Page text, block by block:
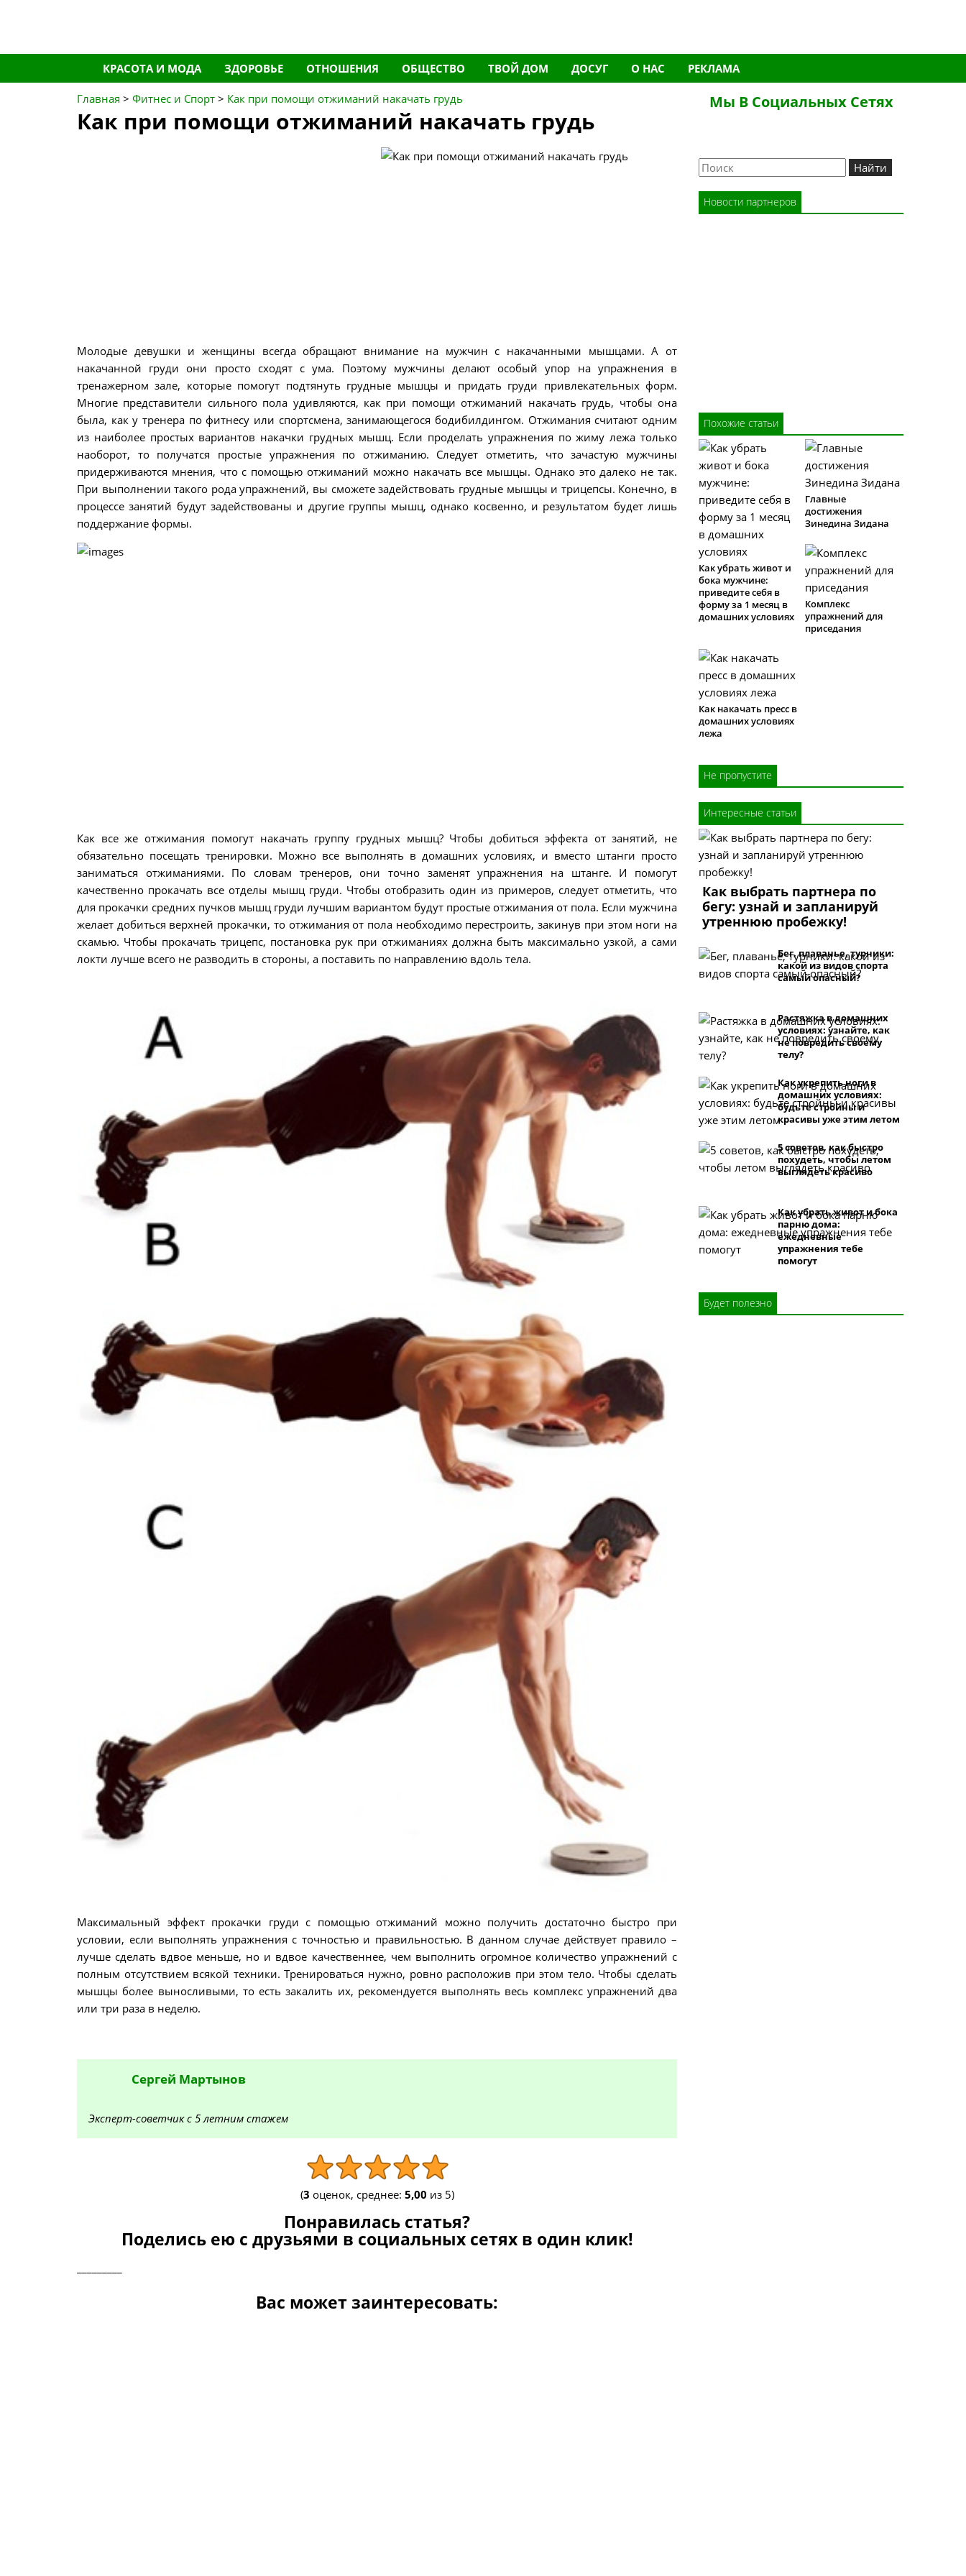
Перейти
к
содержимому
КРАСОТА И МОДА ЗДОРОВЬЕ ОТНОШЕНИЯ ОБЩЕСТВО ТВОЙ ДОМ ДОСУГ О НАС РЕКЛАМА
Главная > Фитнес и Спорт > Как при помощи отжиманий накачать грудь
Как при помощи отжиманий накачать грудь
Молодые девушки и женщины всегда обращают внимание на мужчин с накачанными мышцами. А от
накачанной груди они просто сходят с ума. Поэтому мужчины делают особый упор на упражнения в
тренажерном зале, которые помогут подтянуть грудные мышцы и придать груди привлекательных форм.
Многие представители сильного пола удивляются, как при помощи отжиманий накачать грудь, чтобы она
была, как у тренера по фитнесу или спортсмена, занимающегося бодибилдингом. Отжимания считают одним
из наиболее простых вариантов накачки грудных мышц. Если проделать упражнения по жиму лежа только
наоборот, то получатся простые упражнения по отжиманию. Следует отметить, что зачастую мужчины
придерживаются мнения, что с помощью отжиманий можно накачать все мышцы. Однако это далеко не так.
При выполнении такого рода упражнений, вы сможете задействовать грудные мышцы и трицепсы. Конечно, в
процессе занятий будут задействованы и другие группы мышц, однако косвенно, и результатом будет лишь
поддержание формы.
Как все же отжимания помогут накачать группу грудных мышц? Чтобы добиться эффекта от занятий, не
обязательно посещать тренировки. Можно все выполнять в домашних условиях, и вместо штанги просто
заниматься отжиманиями. По словам тренеров, они точно заменят упражнения на штанге. И помогут
качественно прокачать все отделы мышц груди. Чтобы отобразить один из примеров, следует отметить, что
для прокачки средних пучков мышц груди лучшим вариантом будут простые отжимания от пола. Если мужчина
желает добиться верхней прокачки, то отжимания от пола необходимо перестроить, закинув при этом ноги на
скамью. Чтобы прокачать трицепс, постановка рук при отжиманиях должна быть максимально узкой, а сами
локти лучше всего не разводить в стороны, а поставить по направлению вдоль тела.
Максимальный эффект прокачки груди с помощью отжиманий можно получить достаточно быстро при
условии, если выполнять упражнения с точностью и правильностью. В данном случае действует правило –
лучше сделать вдвое меньше, но и вдвое качественнее, чем выполнить огромное количество упражнений с
полным отсутствием всякой техники. Тренироваться нужно, ровно расположив при этом тело. Чтобы сделать
мышцы более выносливыми, то есть закалить их, рекомендуется выполнять весь комплекс упражнений два
или три раза в неделю.
Сергей Мартынов
Эксперт-советчик с 5 летним стажем
(3 оценок, среднее: 5,00 из 5)
Понравилась статья?
Поделись ею с друзьями в социальных сетях в один клик!
Вас может заинтересовать:
Мы В Социальных Сетях
Новости партнеров
Похожие статьи
Как убрать живот и
бока мужчине:
приведите себя в
форму за 1 месяц в
домашних условиях
Главные
достижения
Зинедина Зидана
Комплекс
упражнений для
приседания
Как накачать пресс в
домашних условиях
лежа
Не пропустите
Интересные статьи
Как выбрать партнера по
бегу: узнай и запланируй
утреннюю пробежку!
Бег, плаванье, турники:
какой из видов спорта
самый опасный?
Растяжка в домашних
условиях: узнайте, как
не повредить своему
телу?
Как укрепить ноги в
домашних условиях:
будьте стройны и
красивы уже этим летом
5 советов, как быстро
похудеть, чтобы летом
выглядеть красиво
Как убрать живот и бока
парню дома:
ежедневные
упражнения тебе
помогут
Будет полезно